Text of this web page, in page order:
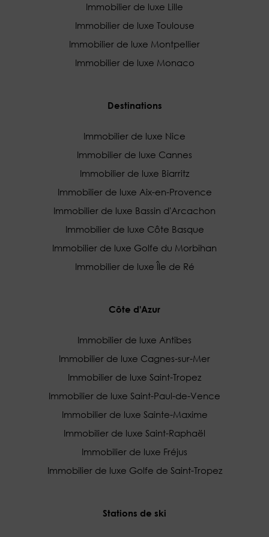
Immobilier de luxe Lille
Immobilier de luxe Toulouse
Immobilier de luxe Montpellier
Immobilier de luxe Monaco
Destinations
Immobilier de luxe Nice
Immobilier de luxe Cannes
Immobilier de luxe Biarritz
Immobilier de luxe Aix-en-Provence
Immobilier de luxe Bassin d'Arcachon
Immobilier de luxe Côte Basque
Immobilier de luxe Golfe du Morbihan
Immobilier de luxe Île de Ré
Côte d'Azur
Immobilier de luxe Antibes
Immobilier de luxe Cagnes-sur-Mer
Immobilier de luxe Saint-Tropez
Immobilier de luxe Saint-Paul-de-Vence
Immobilier de luxe Sainte-Maxime
Immobilier de luxe Saint-Raphaël
Immobilier de luxe Fréjus
Immobilier de luxe Golfe de Saint-Tropez
Stations de ski